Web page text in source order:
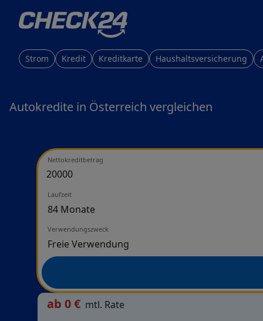
Strom Kredit Kreditkarte Haushaltsversicherung
Autokredite in Österreich vergleichen
Nettokreditbetrag
Laufzeit
Verwendungszweck
ab 0€ mtl. Rate